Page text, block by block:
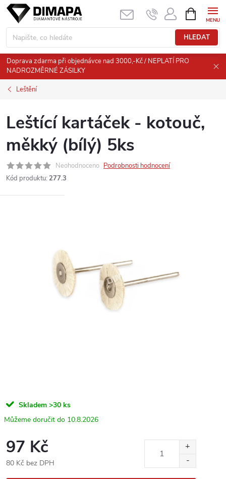
Přejít
obsah
HLEDAT
NÁKUPNÍ
KOŠÍK
Doprava zdarma při objednávce nad 3000,-Kč / NEPLATÍ PRO
NADROZMĚRNÉ ZÁSILKY
Leštění
Leštící kartáček - kotouč,
měkký (bílý) 5ks
Neohodnoceno Podrobnosti hodnocení
Kód produktu: 277.3
Skladem >30 ks
10.8.2026
97 Kč
80 Kč bez DPH